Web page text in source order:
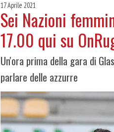
17 Aprile 2021
Sei Nazioni
17.00 qui su
Un'ora prima della gara di
parlare delle azzurre